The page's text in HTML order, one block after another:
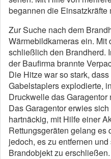
begannen die Einsatzkräfte
Zur Suche nach dem
Wärmebildkameras ein. Mit
schließlich den Brandherd.
der Baufirma brannte
Die Hitze war so stark,
Gabelstaplers explodierte,
Druckwelle das
Das Garagentor erwies
hartnäckig, mit Hilfe einer
Rettungsgeräten gelang es
jedoch, es zu entfernen
Brandobjekt zu erschließen.